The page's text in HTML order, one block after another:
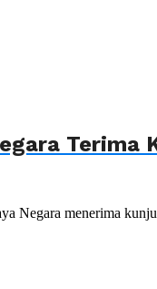
Negara menerima